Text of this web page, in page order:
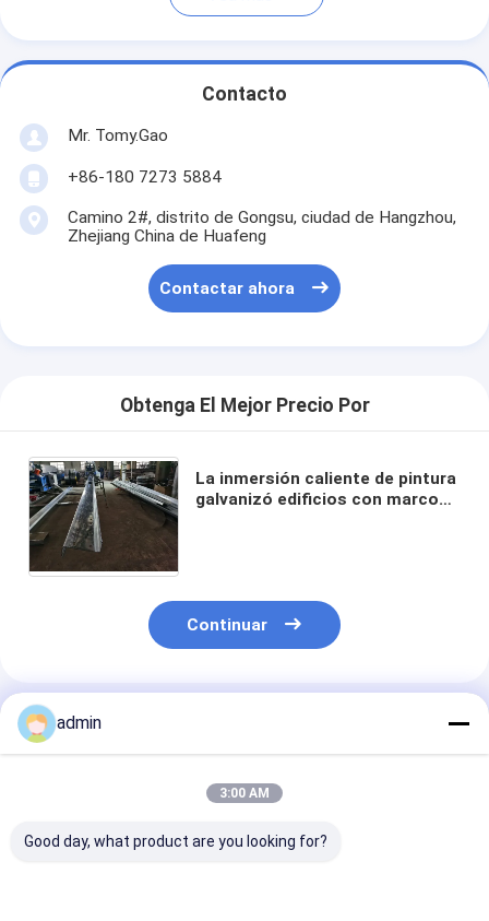
Contacto
Mr. Tomy.Gao
+86-180 7273 5884
Camino 2#, distrito de Gongsu, ciudad de Hangzhou,
Zhejiang China de Huafeng
Contactar ahora
Obtenga El Mejor Precio Por
La inmersión caliente de pintura
galvanizó edificios con marco
Continuar
Productos Recomendados
admin
3:00 AM
Good day, what product are you looking for?